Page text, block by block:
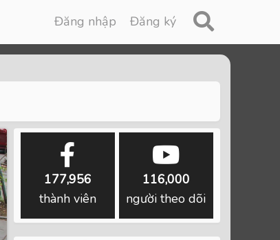
Đăng nhập Đăng ký
177,956
thành viên
116,000
người theo dõi